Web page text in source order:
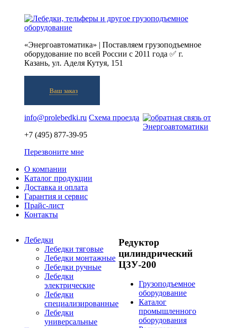
«Энергоавтоматика» | Поставляем грузоподъемное
оборудование по всей России с 2011 года ✅ г.
Казань, ул. Аделя Кутуя, 151
Ваш заказ
info@prolebedki.ru Схема проезда
+7 (495) 877-39-95
Перезвоните мне
О компании
Каталог продукции
Доставка и оплата
Гарантия и сервис
Прайс-лист
Контакты
Лебедки
Лебедки тяговые
Лебедки монтажные
Лебедки ручные
Лебедки
электрические
Лебедки
специализированные
Лебедки
универсальные
Редуктор
цилиндрический
Ц3У-200
Грузоподъемное
оборудование
Каталог
промышленного
оборудования